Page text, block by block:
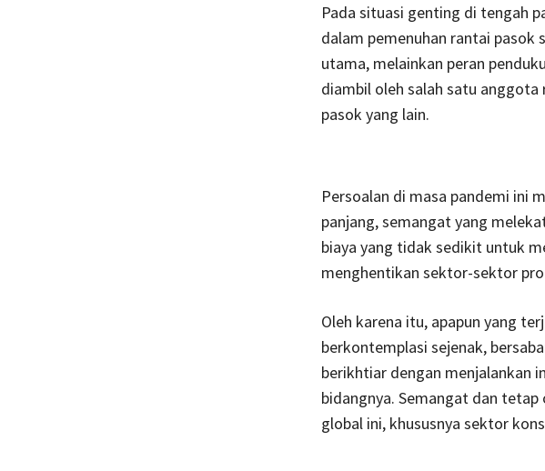
Pada situasi genting di tengah
dalam pemenuhan rantai pasok
utama, melainkan peran
diambil oleh salah satu
pasok yang lain.
Persoalan di masa pandemi ini
panjang, semangat yang
biaya yang tidak sedikit untuk
menghentikan sektor-sektor
Oleh karena itu, apapun yang
berkontemplasi sejenak,
berikhtiar dengan menjalankan
bidangnya. Semangat dan
global ini, khususnya sektor